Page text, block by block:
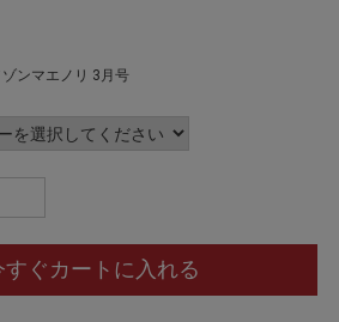
ンマエノリ 3月号
すぐカートに入れる